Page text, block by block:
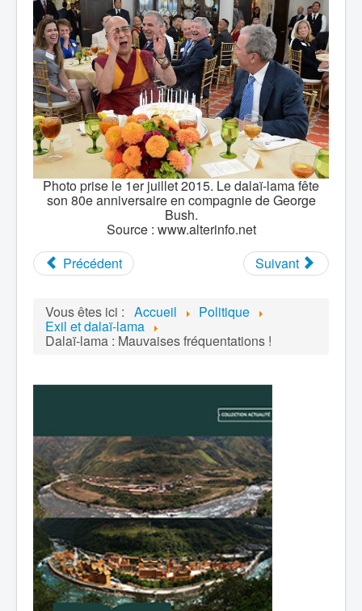
Photo prise le 1er juillet 2015. Le dalaï-lama fête
son 80e anniversaire en compagnie de George
Bush.
Source : www.alterinfo.net
Précédent
Suivant
Vous êtes ici : Accueil Politique
Exil et dalaï-lama
Dalaï-lama : Mauvaises fréquentations !